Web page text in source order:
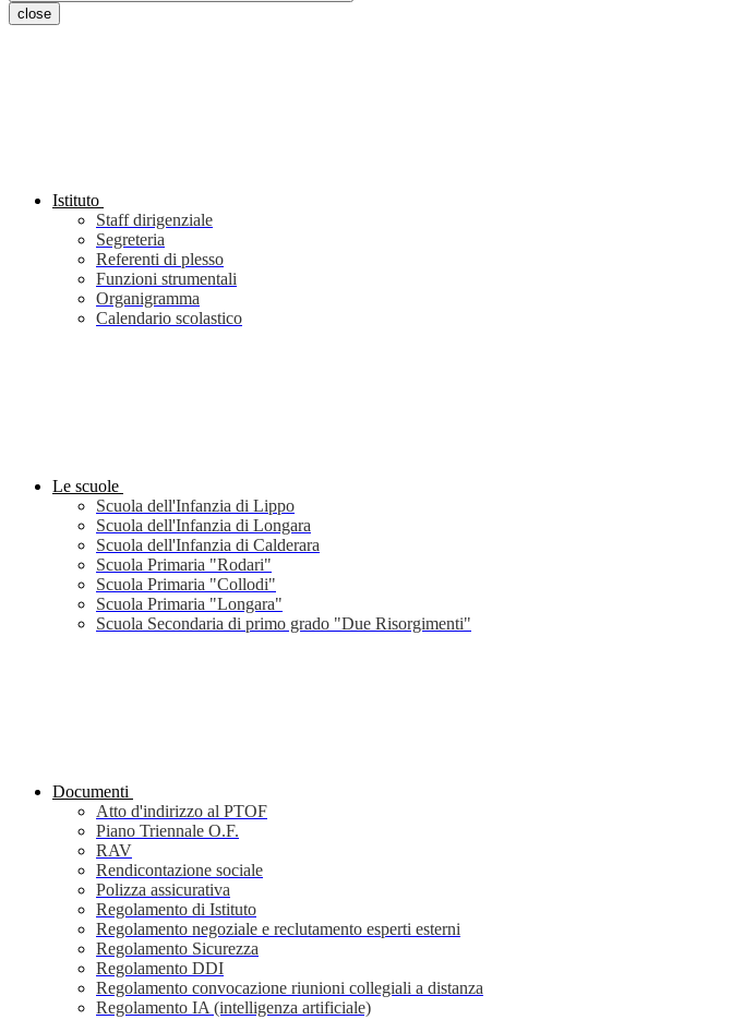
close
Istituto
Staff dirigenziale
Segreteria
Referenti di plesso
Funzioni strumentali
Organigramma
Calendario scolastico
Le scuole
Scuola dell'Infanzia di Lippo
Scuola dell'Infanzia di Longara
Scuola dell'Infanzia di Calderara
Scuola Primaria "Rodari"
Scuola Primaria "Collodi"
Scuola Primaria "Longara"
Scuola Secondaria di primo grado "Due Risorgimenti"
Documenti
Atto d'indirizzo al PTOF
Piano Triennale O.F.
RAV
Rendicontazione sociale
Polizza assicurativa
Regolamento di Istituto
Regolamento negoziale e reclutamento esperti esterni
Regolamento Sicurezza
Regolamento DDI
Regolamento convocazione riunioni collegiali a distanza
Regolamento IA (intelligenza artificiale)